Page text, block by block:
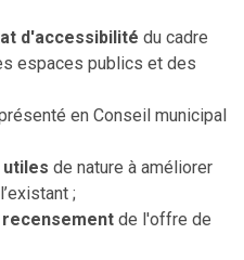
d'accessibilité du cadre
espaces publics et des
en Conseil municipal
de nature à améliorer
;
de l'offre de